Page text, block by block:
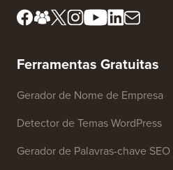
Ferramentas Gratuitas
Gerador de Nome de Empresa
Detector de Temas WordPress
Gerador de Palavras-chave SEO